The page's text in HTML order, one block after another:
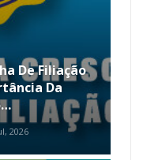
De Filiação
Da
2026